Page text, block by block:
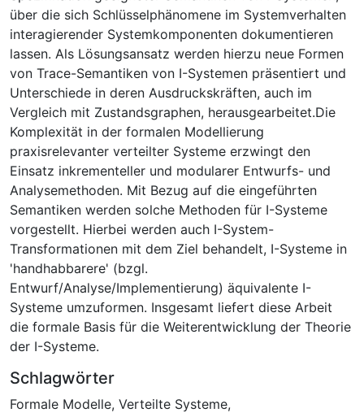
über die sich Schlüsselphänomene im Systemverhalten
interagierender Systemkomponenten dokumentieren
lassen. Als Lösungsansatz werden hierzu neue Formen
von Trace-Semantiken von I-Systemen präsentiert und
Unterschiede in deren Ausdruckskräften, auch im
Vergleich mit Zustandsgraphen, herausgearbeitet.Die
Komplexität in der formalen Modellierung
praxisrelevanter verteilter Systeme erzwingt den
Einsatz inkrementeller und modularer Entwurfs- und
Analysemethoden. Mit Bezug auf die eingeführten
Semantiken werden solche Methoden für I-Systeme
vorgestellt. Hierbei werden auch I-System-
Transformationen mit dem Ziel behandelt, I-Systeme in
'handhabbarere' (bzgl.
Entwurf/Analyse/Implementierung) äquivalente I-
Systeme umzuformen. Insgesamt liefert diese Arbeit
die formale Basis für die Weiterentwicklung der Theorie
der I-Systeme.
Schlagwörter
Formale Modelle, Verteilte Systeme,